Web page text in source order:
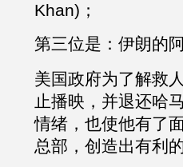
Khan)；
第三位是：伊朗的
美国政府为了解救
止播映，并退还哈
情绪，也使他有了
总部，创造出有利